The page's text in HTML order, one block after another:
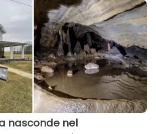
nasconde nel